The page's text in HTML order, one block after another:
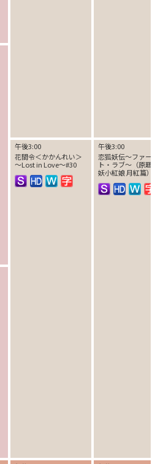
午後3:00
花間令＜かかんれい＞
～Lost in Love～#30
午後3:00
恋狐妖伝～ファース
ト・ラブ～（原題：
妖小紅娘 月紅篇）